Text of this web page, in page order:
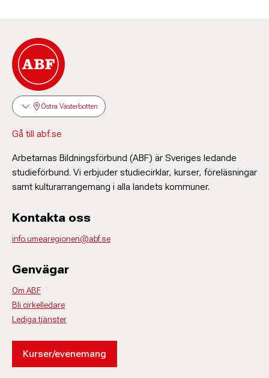
Östra Västerbotten
Gå till abf.se
Arbetarnas Bildningsförbund (ABF) är Sveriges ledande
studieförbund. Vi erbjuder studiecirklar, kurser, föreläsningar
samt kulturarrangemang i alla landets kommuner.
Kontakta oss
info.umearegionen@abf.se
Genvägar
Om ABF
Bli cirkelledare
Lediga tjänster
Kurser/evenemang